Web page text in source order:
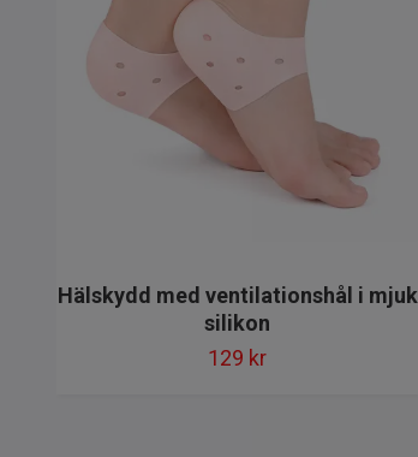
Hälskydd med ventilationshål i mjuk
silikon
129 kr